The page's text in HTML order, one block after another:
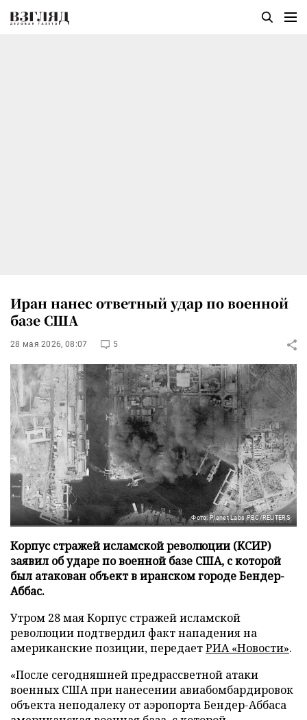
Иран нанес ответный удар по военной
базе США
28 мая 2026, 08:07 5
Фото: Planet Labs PBC/REUTERS
Корпус стражей исламской революции (КСИР)
заявил об ударе по военной базе США, с которой
был атакован объект в иранском городе Бендер-
Аббас.
Утром 28 мая Корпус стражей исламской
революции подтвердил факт нападения на
американские позиции, передаетРИА «Новости».
«После сегодняшней предрассветной атаки
военных США при нанесении авиабомбардировок
объекта неподалеку от аэропорта Бендер-Аббаса